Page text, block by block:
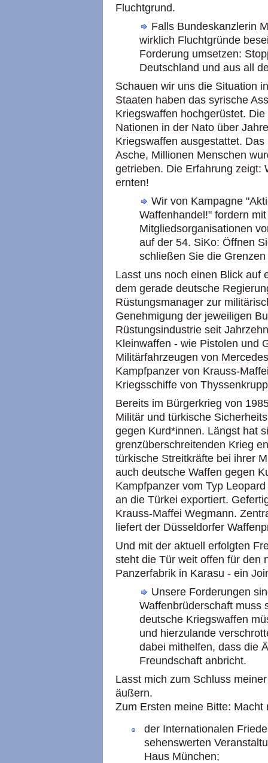
Fluchtgrund.
Falls Bundeskanzlerin
wirklich Fluchtgründe
Forderung umsetzen:
Deutschland und aus all
Schauen wir uns die Situation
Staaten haben das syrische
Kriegswaffen hochgerüstet.
Nationen in der Nato über
Kriegswaffen ausgestattet.
Asche, Millionen Menschen
getrieben. Die Erfahrung zeigt:
ernten!
Wir von Kampagne
Waffenhandel!" fordern
Mitgliedsorganisationen
auf der 54. SiKo: Öffnen
schließen Sie die
Lasst uns noch einen Blick auf
dem gerade deutsche
Rüstungsmanager zur
Genehmigung der jeweiligen
Rüstungsindustrie seit
Kleinwaffen - wie Pistolen und
Militärfahrzeugen von
Kampfpanzer von Krauss-
Kriegsschiffe von
Bereits im Bürgerkrieg von
Militär und türkische
gegen Kurd*innen. Längst hat
grenzüberschreitenden Krieg
türkische Streitkräfte bei ihrer
auch deutsche Waffen gegen
Kampfpanzer vom Typ
an die Türkei exportiert.
Krauss-Maffei Wegmann.
liefert der Düsseldorfer
Und mit der aktuell erfolgten
steht die Tür weit offen für den
Panzerfabrik in Karasu - ein
Unsere Forderungen
Waffenbrüderschaft muss
deutsche Kriegswaffen
und hierzulande
dabei mithelfen, dass die
Freundschaft anbricht.
Lasst mich zum Schluss
äußern.
Zum Ersten meine Bitte:
der Internationalen
sehenswerten
Haus München;